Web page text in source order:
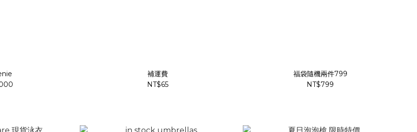
補運費
NT$65
福袋隨機兩件799
NT$799